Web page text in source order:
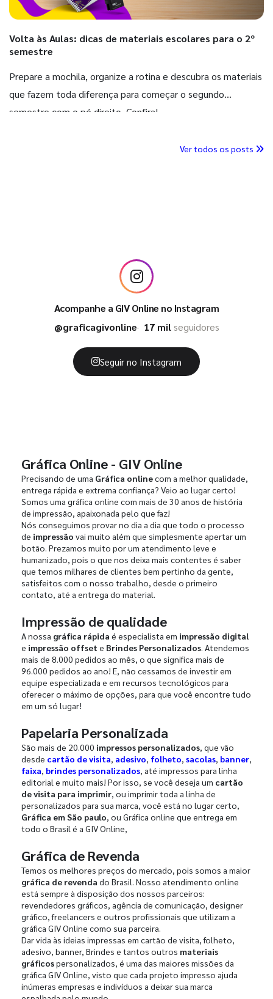
Volta às Aulas: dicas de materiais escolares para o 2º
semestre
Prepare a mochila, organize a rotina e descubra os materiais
que fazem toda diferença para começar o segundo
semestre com o pé direito. Confira!
Ver todos os posts
Acompanhe a GIV Online no Instagram
@graficagivonline
17 milseguidores
Seguir no Instagram
Gráfica Online - GIV Online
Precisando de uma Gráfica onlinecom a melhor qualidade,
entrega rápida e extrema confiança? Veio ao lugar certo!
Somos uma gráfica online com mais de 30 anos de história
de impressão, apaixonada pelo que faz!
Nós conseguimos provar no dia a dia que todo o processo
de impressão vai muito além que simplesmente apertar um
botão. Prezamos muito por um atendimento leve e
humanizado, pois o que nos deixa mais contentes é saber
que temos milhares de clientes bem pertinho da gente,
satisfeitos com o nosso trabalho, desde o primeiro
contato, até a entrega do material.
Impressão de qualidade
A nossa gráfica rápida é especialista em impressão digital
e impressão offset e Brindes Personalizados. Atendemos
mais de 8.000 pedidos ao mês, o que significa mais de
96.000 pedidos ao ano! E, não cessamos de investir em
equipe especializada e em recursos tecnológicos para
oferecer o máximo de opções, para que você encontre tudo
em um só lugar!
Papelaria Personalizada
São mais de 20.000 impressos personalizados, que vão
desde cartão de visita, adesivo, folheto, sacolas, banner,
faixa, brindes personalizados, até impressos para linha
editorial e muito mais! Por isso, se você deseja um cartão
de visita para imprimir, ou imprimir toda a linha de
personalizados para sua marca, você está no lugar certo,
Gráfica em São paulo, ou Gráfica online que entrega em
todo o Brasil é a GIV Online,
Gráfica de Revenda
Temos os melhores preços do mercado, pois somos a maior
gráfica de revenda do Brasil. Nosso atendimento online
está sempre à disposição dos nossos parceiros:
revendedores gráficos, agência de comunicação, designer
gráfico, freelancers e outros profissionais que utilizam a
gráfica GIV Online como sua parceira.
Dar vida às ideias impressas em cartão de visita, folheto,
adesivo, banner, Brindes e tantos outros materiais
gráficospersonalizados, é uma das maiores missões da
gráfica GIV Online, visto que cada projeto impresso ajuda
inúmeras empresas e indivíduos a deixar sua marca